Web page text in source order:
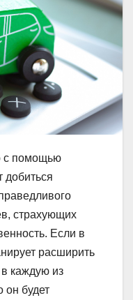
с помощью
страхующих
Если в
расширить
каждую из
он будет